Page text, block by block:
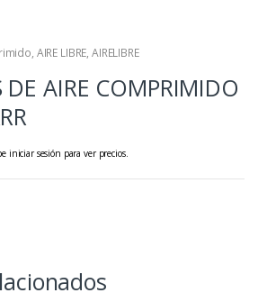
, AIRE LIBRE,AIRELIBRE
DE AIRE COMPRIMIDO
iniciar sesión para ver precios.